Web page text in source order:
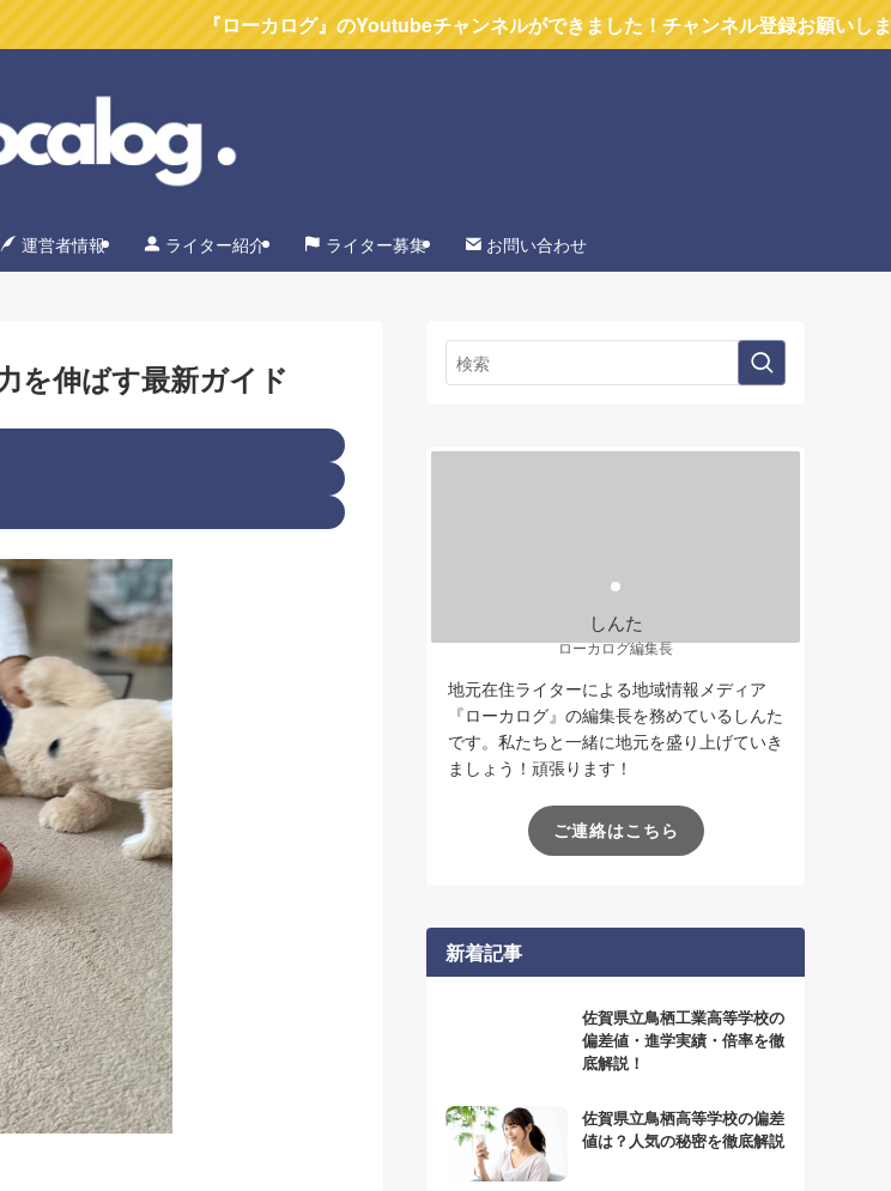
『ローカログ』のYoutubeチャンネルができました！チャンネル登録お願いします
運営者情報 ライター紹介 ライター募集 お問い合わせ
を伸ばす最新ガイド
しんた
ローカログ編集長
地元在住ライターによる地域情報メディア
『ローカログ』の編集長を務めているしんた
です。私たちと一緒に地元を盛り上げていき
ましょう！頑張ります！
ご連絡はこちら
新着記事
佐賀県立鳥栖工業高等学校の
偏差値・進学実績・倍率を徹
底解説！
佐賀県立鳥栖高等学校の偏差
値は？人気の秘密を徹底解説